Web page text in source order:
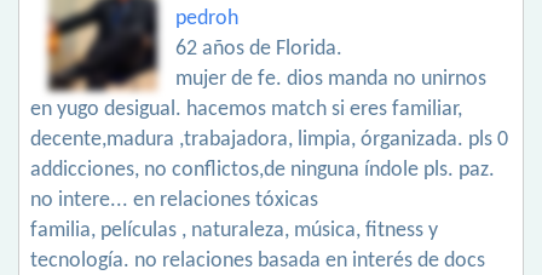
pedroh
62 años de Florida.
mujer de fe. dios manda no unirnos
en yugo desigual. hacemos match si eres familiar,
decente,madura ,trabajadora, limpia, órganizada. pls 0
addicciones, no conflictos,de ninguna índole pls. paz.
no intere... en relaciones tóxicas
familia, películas , naturaleza, música, fitness y
tecnología. no relaciones basada en interés de docs